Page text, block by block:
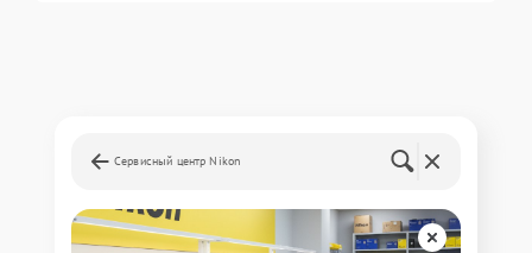
Сервисный центр Nikon